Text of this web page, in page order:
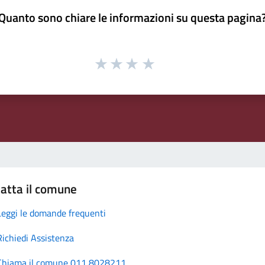
sono chiare le informazioni su questa
il comune
le domande frequenti
Assistenza